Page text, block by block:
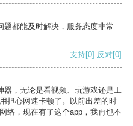
题都能及时解决，服务态度非常
支持[0] 反对[0]
器，无论是看视频、玩游戏还是工
担心网速卡顿了。以前出差的时
络，现在有了这个app，我再也不